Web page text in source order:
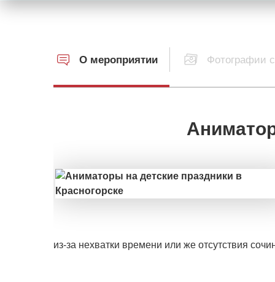
О мероприятии Фотографии
из-за нехватки времени или же отсутствия